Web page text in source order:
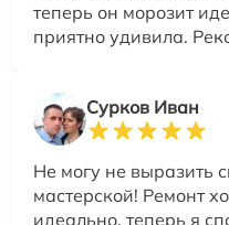
теперь он морозит
приятно удивила.
Сурков Иван
Не могу не выразить
мастерской! Ремонт
идеально, теперь я